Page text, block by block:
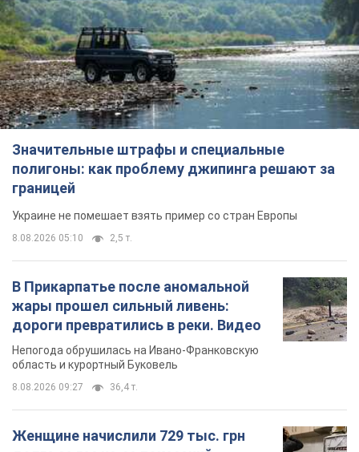
полигоны: как проблему джипинга решают за
границей
Украине не помешает взять пример со стран Европы
8.08.2026 05:10 2,5 т.
В Прикарпатье после аномальной
жары прошел сильный ливень:
дороги превратились в реки. Видео
Непогода обрушилась на Ивано-Франковскую
Женщине начислили 729 тыс. грн
долга за газ из-за показаний
неисправного счетчика: судья
вынес неожиданное решение
8.08.2026 14:43 31,8 т.